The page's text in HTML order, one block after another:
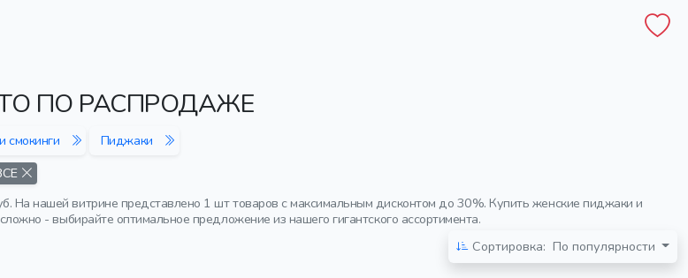
ПО РАСПРОДАЖЕ
смокинги
Пиджаки
нашей витрине представлено 1 шт товаров с максимальным дисконтом до 30%. Купить женские пиджаки и
- выбирайте оптимальное предложение из нашего гигантского ассортимента.
Сортировка: По популярности